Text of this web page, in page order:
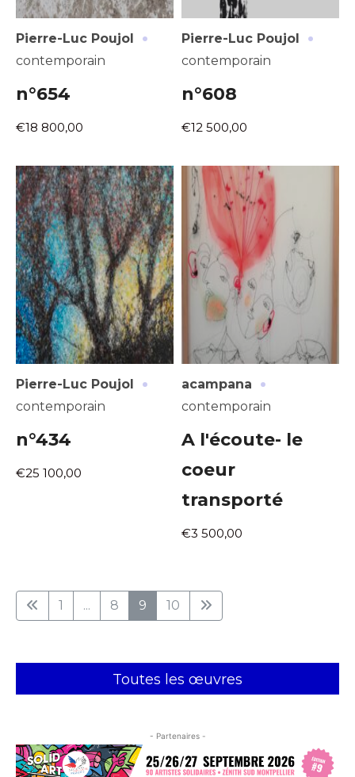
Pierre-Luc Poujol ·
contemporain
n°654
€18 800,00
Pierre-Luc Poujol ·
contemporain
n°608
€12 500,00
Pierre-Luc Poujol ·
contemporain
n°434
€25 100,00
acampana ·
contemporain
A l'écoute- le
coeur
transporté
€3 500,00
1 ... 8 9 10
Toutes les œuvres
- Partenaires -